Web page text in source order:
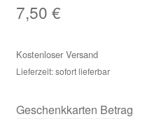
7,50 €
Kostenloser Versand
Lieferzeit: sofort lieferbar
Geschenkkarten Betrag